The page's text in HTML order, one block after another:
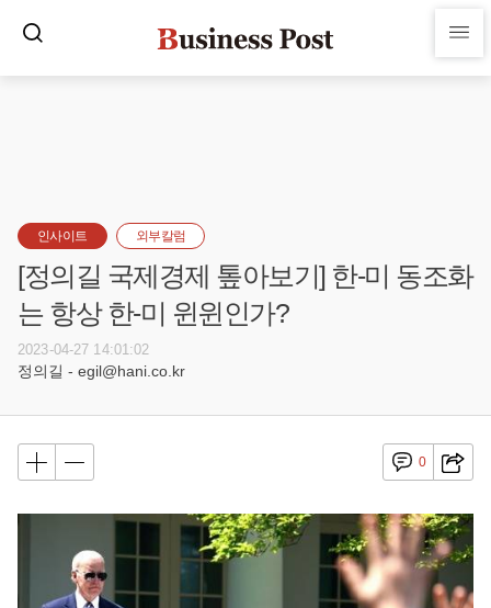
인사이트 외부칼럼
[정의길 국제경제 톺아보기] 한-미 동조화
는 항상 한-미 윈윈인가?
2023-04-27 14:01:02
정의길 - egil@hani.co.kr
0